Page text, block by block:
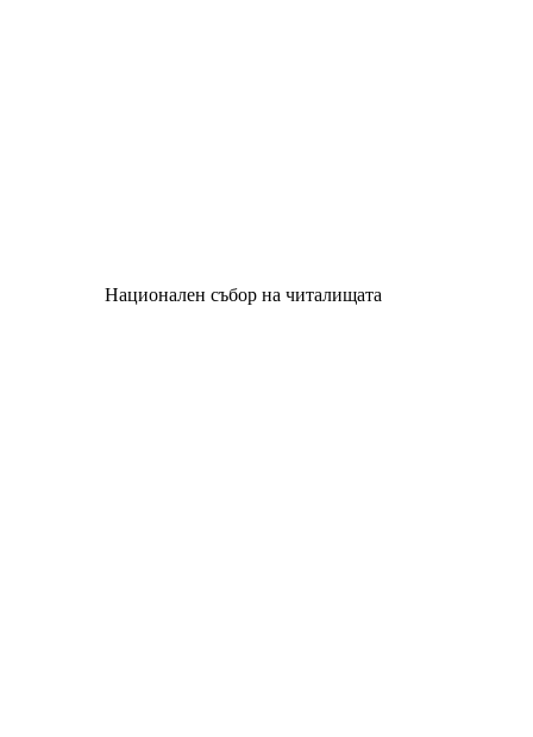
Национален събор на читалищата